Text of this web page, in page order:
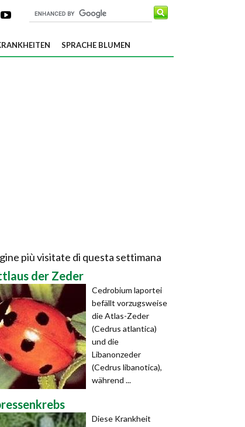
SPRACHE BLUMEN
più visitate di questa settimana
der Zeder
Cedrobium laportei
befällt vorzugsweise
die Atlas-Zeder
(Cedrus atlantica)
und die
Libanonzeder
(Cedrus libanotica),
während ...
Diese Krankheit